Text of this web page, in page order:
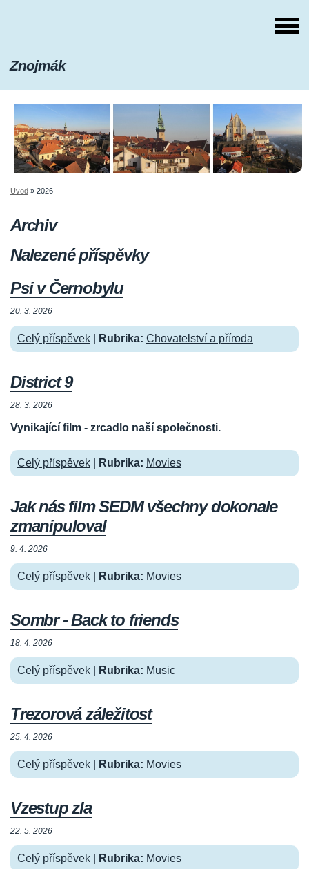
Znojmák
Úvod » 2026
Archiv
Nalezené příspěvky
Psi v Černobylu
20. 3. 2026
Celý příspěvek Rubrika: Chovatelství a příroda
District 9
28. 3. 2026
Vynikající film - zrcadlo naší společnosti.
Celý příspěvek Rubrika: Movies
Jak nás film SEDM všechny dokonale
zmanipuloval
9. 4. 2026
Celý příspěvek Rubrika: Movies
Sombr - Back to friends
18. 4. 2026
Celý příspěvek Rubrika: Music
Trezorová záležitost
25. 4. 2026
Celý příspěvek Rubrika: Movies
Vzestup zla
22. 5. 2026
Celý příspěvek Rubrika: Movies